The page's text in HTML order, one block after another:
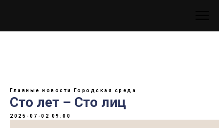
Главные новости Городская среда
Сто лет – Сто лиц
2025-07-02 09:00